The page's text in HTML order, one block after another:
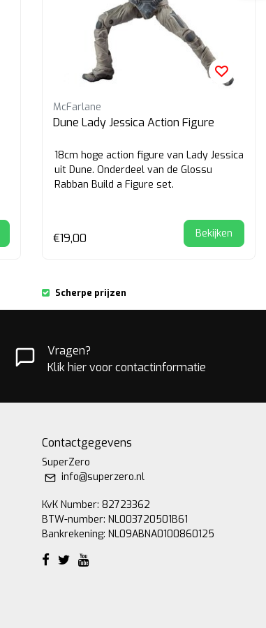
McFarlane
Dune Lady Jessica Action Figure
18cm hoge action figure van Lady Jessica
uit Dune. Onderdeel van de Glossu
Rabban Build a Figure set.
€19,00 Bekijken
Scherpe prijzen
Vragen?
Klik hier voor contactinformatie
Contactgegevens
SuperZero
info@superzero.nl
KvK Number: 82723362
BTW-number: NL003720501B61
Bankrekening: NL09ABNA0100860125